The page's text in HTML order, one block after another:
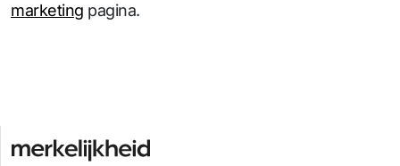
marketing pagina.